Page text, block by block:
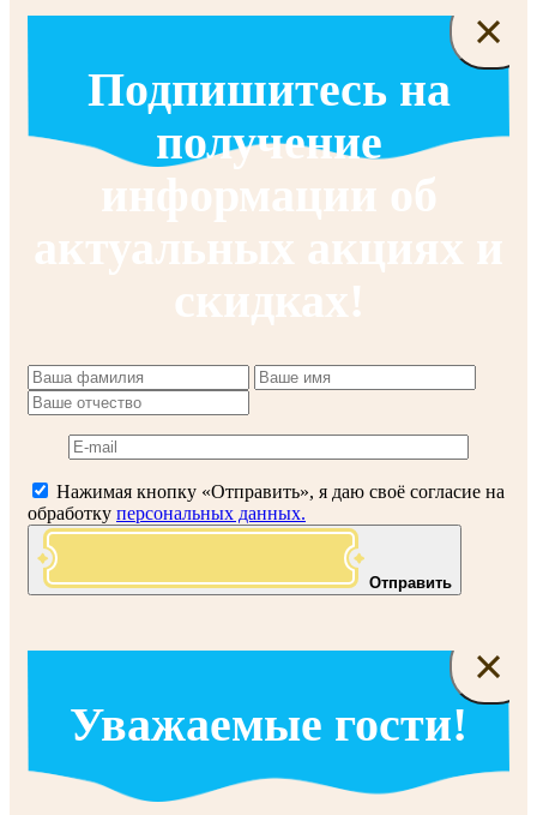
×
Подпишитесь на
получение
информации об
актуальных акциях и
скидках!
Нажимая кнопку «Отправить», я даю своё согласие на
обработку персональных данных.
Отправить
×
Уважаемые гости!